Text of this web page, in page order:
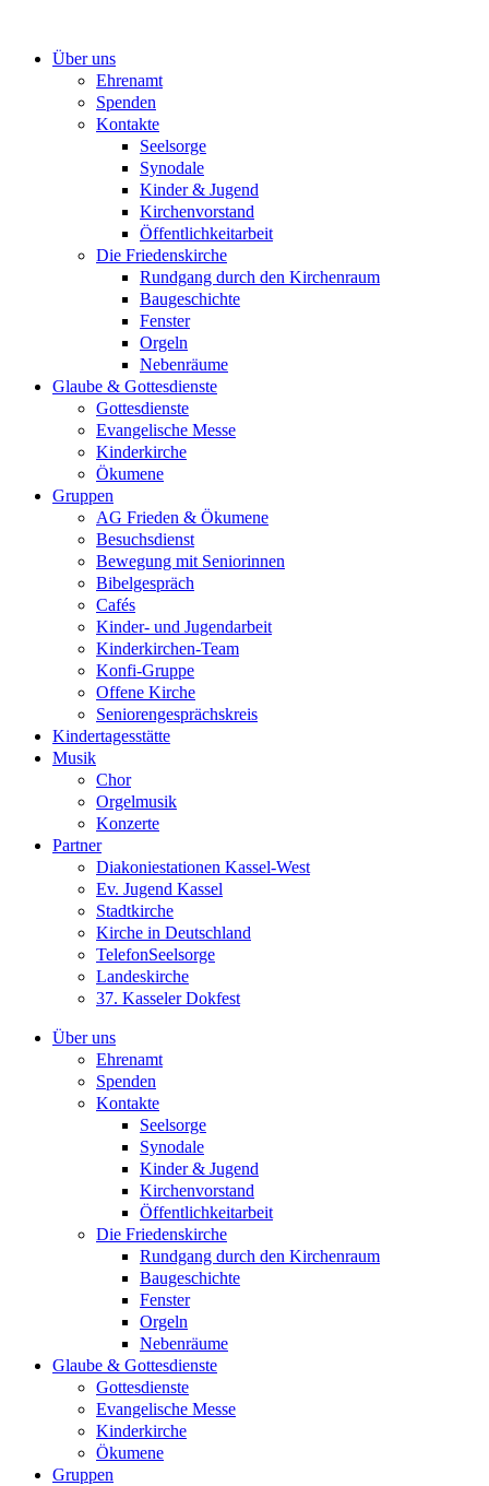
springenÜber uns
Ehrenamt
Spenden
Kontakte
Seelsorge
Synodale
Kinder & Jugend
Kirchenvorstand
Öffentlichkeitarbeit
Die Friedenskirche
Rundgang durch den Kirchenraum
Baugeschichte
Fenster
Orgeln
Nebenräume
Glaube & Gottesdienste
Gottesdienste
Evangelische Messe
Kinderkirche
Ökumene
Gruppen
AG Frieden & Ökumene
Besuchsdienst
Bewegung mit Seniorinnen
Bibelgespräch
Cafés
Kinder- und Jugendarbeit
Kinderkirchen-Team
Konfi-Gruppe
Offene Kirche
Seniorengesprächskreis
Kindertagesstätte
Musik
Chor
Orgelmusik
Konzerte
Partner
Diakoniestationen Kassel-West
Ev. Jugend Kassel
Stadtkirche
Kirche in Deutschland
TelefonSeelsorge
Landeskirche
37. Kasseler Dokfest
Über uns
Ehrenamt
Spenden
Kontakte
Seelsorge
Synodale
Kinder & Jugend
Kirchenvorstand
Öffentlichkeitarbeit
Die Friedenskirche
Rundgang durch den Kirchenraum
Baugeschichte
Fenster
Orgeln
Nebenräume
Glaube & Gottesdienste
Gottesdienste
Evangelische Messe
Kinderkirche
Ökumene
Gruppen